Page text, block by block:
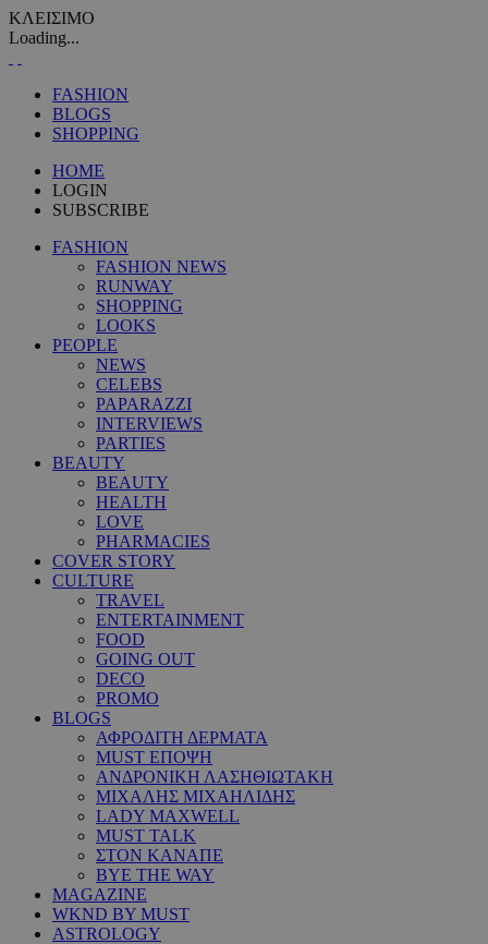
ΚΛΕΙΣΙΜΟ
Loading...
FASHION
BLOGS
SHOPPING
HOME
LOGIN
SUBSCRIBE
FASHION
FASHION NEWS
RUNWAY
SHOPPING
LOOKS
PEOPLE
NEWS
CELEBS
PAPARAZZI
INTERVIEWS
PARTIES
BEAUTY
BEAUTY
HEALTH
LOVE
PHARMACIES
COVER STORY
CULTURE
TRAVEL
ENTERTAINMENT
FOOD
GOING OUT
DECO
PROMO
BLOGS
ΑΦΡΟΔΙΤΗ ΔΕΡΜΑΤΑ
MUST ΕΠΟΨΗ
ΑΝΔΡΟΝΙΚΗ ΛΑΣΗΘΙΩΤΑΚΗ
ΜΙΧΑΛΗΣ ΜΙΧΑΗΛΙΔΗΣ
LADY MAXWELL
MUST TALK
ΣΤΟΝ ΚΑΝΑΠΕ
BYE THE WAY
MAGAZINE
WKND BY MUST
ASTROLOGY